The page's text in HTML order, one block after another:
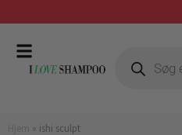
Gratis fragt ved køb over 399,-
» ishi sculpt